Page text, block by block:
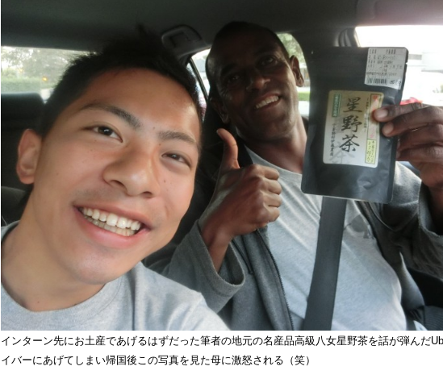
インターン先にお土産であげるはずだった筆者の地元の名産品高級八女星野茶を話が弾んだ
イバーにあげてしまい帰国後この写真を見た母に激怒される（笑）